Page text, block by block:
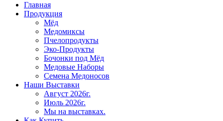
Главная
Продукция
Мёд
Медомиксы
Пчелопродукты
Эко-Продукты
Бочонки под Мёд
Медовые Наборы
Семена Медоносов
Наши Выставки
Август 2026г.
Июль 2026г.
Мы на выставках.